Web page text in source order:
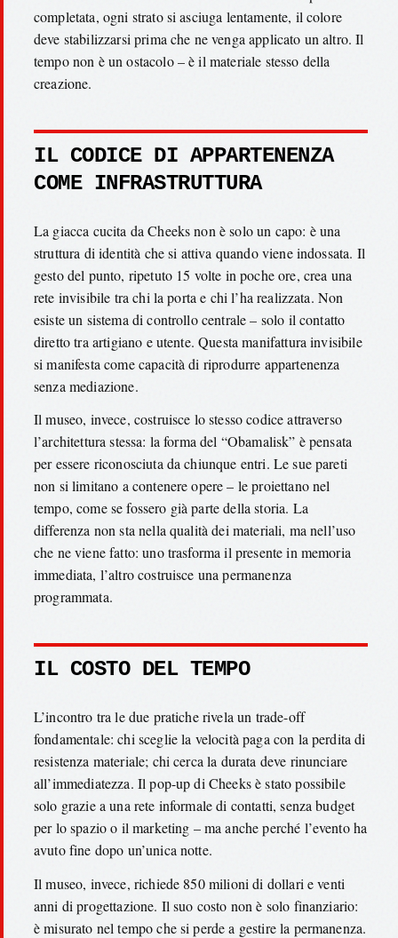
completata, ogni strato si asciuga lentamente, il colore
deve stabilizzarsi prima che ne venga applicato un altro. Il
tempo non è un ostacolo – è il materiale stesso della
creazione.
IL CODICE DI APPARTENENZA
COME INFRASTRUTTURA
La giacca cucita da Cheeks non è solo un capo: è una
struttura di identità che si attiva quando viene indossata. Il
gesto del punto, ripetuto 15 volte in poche ore, crea una
rete invisibile tra chi la porta e chi l’ha realizzata. Non
esiste un sistema di controllo centrale – solo il contatto
diretto tra artigiano e utente. Questa manifattura invisibile
si manifesta come capacità di riprodurre appartenenza
senza mediazione.
Il museo, invece, costruisce lo stesso codice attraverso
l’architettura stessa: la forma del “Obamalisk” è pensata
per essere riconosciuta da chiunque entri. Le sue pareti
non si limitano a contenere opere – le proiettano nel
tempo, come se fossero già parte della storia. La
differenza non sta nella qualità dei materiali, ma nell’uso
che ne viene fatto: uno trasforma il presente in memoria
immediata, l’altro costruisce una permanenza
programmata.
IL COSTO DEL TEMPO
L’incontro tra le due pratiche rivela un trade-off
fondamentale: chi sceglie la velocità paga con la perdita di
resistenza materiale; chi cerca la durata deve rinunciare
all’immediatezza. Il pop-up di Cheeks è stato possibile
solo grazie a una rete informale di contatti, senza budget
per lo spazio o il marketing – ma anche perché l’evento ha
avuto fine dopo un’unica notte.
Il museo, invece, richiede 850 milioni di dollari e venti
anni di progettazione. Il suo costo non è solo finanziario:
è misurato nel tempo che si perde a gestire la permanenza.